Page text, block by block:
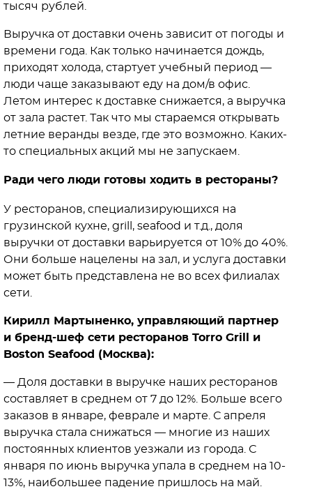
тысяч рублей.
Выручка от доставки очень зависит от погоды и
времени года. Как только начинается дождь,
приходят холода, стартует учебный период —
люди чаще заказывают еду на дом/в офис.
Летом интерес к доставке снижается, а выручка
от зала растет. Так что мы стараемся открывать
летние веранды везде, где это возможно. Каких-
то специальных акций мы не запускаем.
Ради чего люди готовы ходить в рестораны?
У ресторанов, специализирующихся на
грузинской кухне, grill, seafood и т.д., доля
выручки от доставки варьируется от 10% до 40%.
Они больше нацелены на зал, и услуга доставки
может быть представлена не во всех филиалах
сети.
Кирилл Мартыненко, управляющий партнер
и бренд-шеф сети ресторанов Torro Grill и
Boston Seafood (Москва):
— Доля доставки в выручке наших ресторанов
составляет в среднем от 7 до 12%. Больше всего
заказов в январе, феврале и марте. С апреля
выручка стала снижаться — многие из наших
постоянных клиентов уезжали из города. С
января по июнь выручка упала в среднем на 10-
13%, наибольшее падение пришлось на май.